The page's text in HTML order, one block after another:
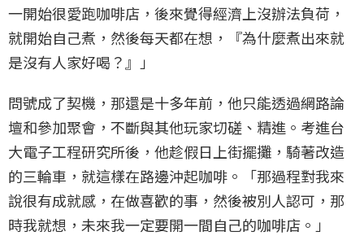
一開始很愛跑咖啡店，後來覺得經濟上沒辦法負荷，
就開始自己煮，然後每天都在想，『為什麼煮出來就
是沒有人家好喝？』」
問號成了契機，那還是十多年前，他只能透過網路論
壇和參加聚會，不斷與其他玩家切磋、精進。考進台
大電子工程研究所後，他趁假日上街擺攤，騎著改造
的三輪車，就這樣在路邊沖起咖啡。「那過程對我來
說很有成就感，在做喜歡的事，然後被別人認可，那
時我就想，未來我一定要開一間自己的咖啡店。」